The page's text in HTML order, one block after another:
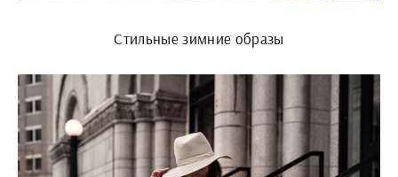
Стильные зимние образы